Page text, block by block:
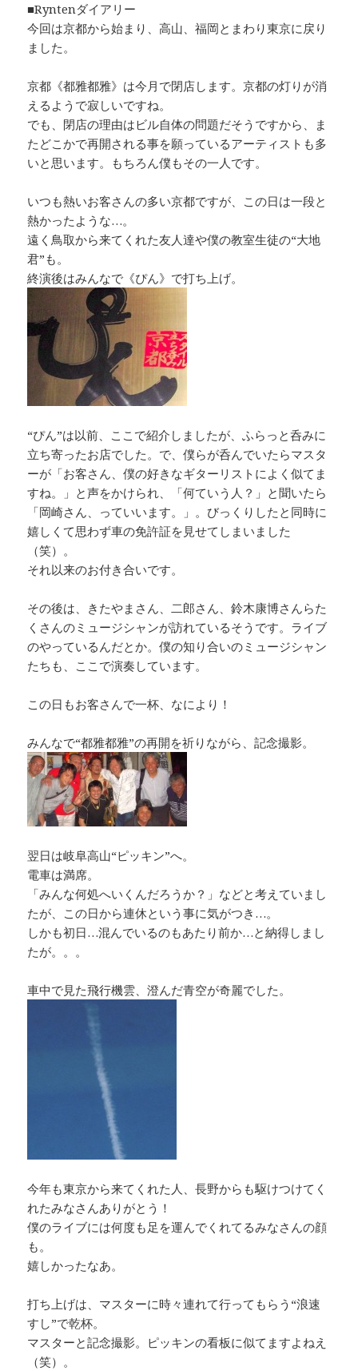
■Ryntenダイアリー
今回は京都から始まり、高山、福岡とまわり東京に戻り
ました。
京都《都雅都雅》は今月で閉店します。京都の灯りが消
えるようで寂しいですね。
でも、閉店の理由はビル自体の問題だそうですから、ま
たどこかで再開される事を願っているアーティストも多
いと思います。もちろん僕もその一人です。
いつも熱いお客さんの多い京都ですが、この日は一段と
熱かったような…。
遠く鳥取から来てくれた友人達や僕の教室生徒の“大地
君”も。
終演後はみんなで《ぴん》で打ち上げ。
“ぴん”は以前、ここで紹介しましたが、ふらっと呑みに
立ち寄ったお店でした。で、僕らが呑んでいたらマスタ
ーが「お客さん、僕の好きなギターリストによく似てま
すね。」と声をかけられ、「何ていう人？」と聞いたら
「岡崎さん、っていいます。」。びっくりしたと同時に
嬉しくて思わず車の免許証を見せてしまいました
（笑）。
それ以来のお付き合いです。
その後は、きたやまさん、二郎さん、鈴木康博さんらた
くさんのミュージシャンが訪れているそうです。ライブ
のやっているんだとか。僕の知り合いのミュージシャン
たちも、ここで演奏しています。
この日もお客さんで一杯、なにより！
みんなで“都雅都雅”の再開を祈りながら、記念撮影。
翌日は岐阜高山“ピッキン”へ。
電車は満席。
「みんな何処へいくんだろうか？」などと考えていまし
たが、この日から連休という事に気がつき…。
しかも初日…混んでいるのもあたり前か…と納得しまし
たが。。。
車中で見た飛行機雲、澄んだ青空が奇麗でした。
今年も東京から来てくれた人、長野からも駆けつけてく
れたみなさんありがとう！
僕のライブには何度も足を運んでくれてるみなさんの顔
も。
嬉しかったなあ。
打ち上げは、マスターに時々連れて行ってもらう“浪速
すし”で乾杯。
マスターと記念撮影。ピッキンの看板に似てますよねえ
（笑）。